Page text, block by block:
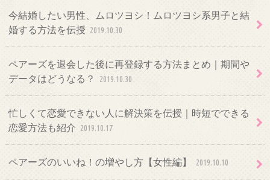
今結婚したい男性、ムロツヨシ！ムロツヨシ系男子と結
婚する方法を伝授 2019.10.30
ペアーズを退会した後に再登録する方法まとめ｜期間や
データはどうなる？
2019.10.30
忙しくて恋愛できない人に解決策を伝授｜時短でできる
恋愛方法も紹介 2019.10.17
ペアーズのいいね！の増やし方【女性編】 2019.10.10